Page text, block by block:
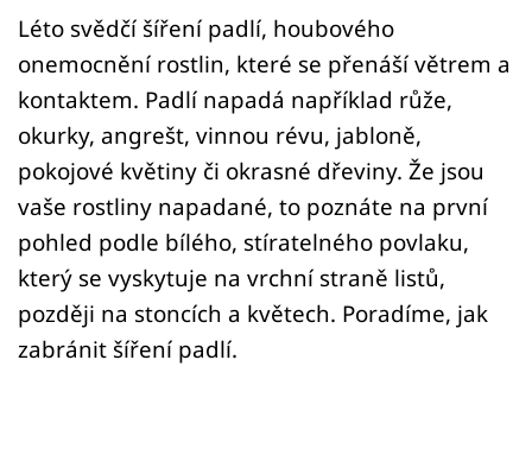
Léto svědčí šíření padlí, houbového
onemocnění rostlin, které se přenáší větrem a
kontaktem. Padlí napadá například růže,
okurky, angrešt, vinnou révu, jabloně,
pokojové květiny či okrasné dřeviny. Že jsou
vaše rostliny napadané, to poznáte na první
pohled podle bílého, stíratelného povlaku,
který se vyskytuje na vrchní straně listů,
později na stoncích a květech. Poradíme, jak
zabránit šíření padlí.